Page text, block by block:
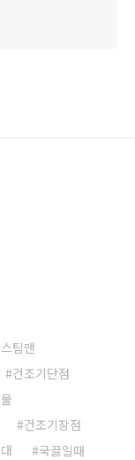
스팀맨
건조기단점
건조기장점
국끓일때